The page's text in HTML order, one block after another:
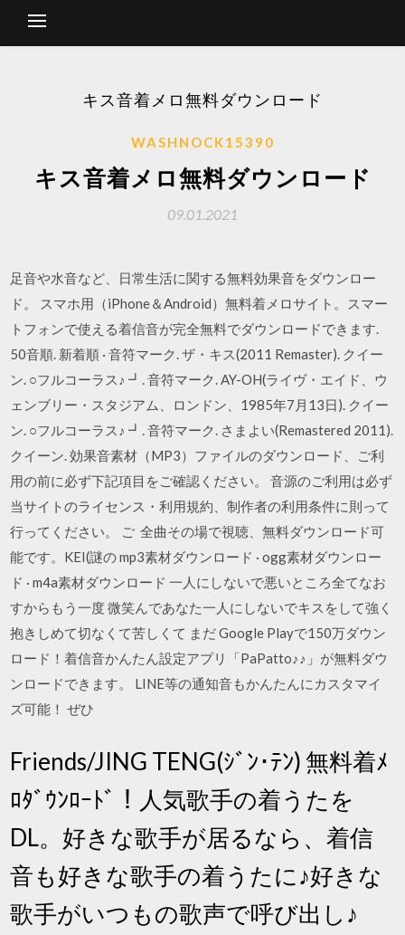
キス音着メロ無料ダウンロード
WASHNOCK15390
キス音着メロ無料ダウンロード
09.01.2021
足音や水音など、日常生活に関する無料効果音をダウンロー
ド。 スマホ用（iPhone＆Android）無料着メロサイト。スマー
トフォンで使える着信音が完全無料でダウンロードできます.
50音順. 新着順 · 音符マーク. ザ・キス(2011 Remaster). クイー
ン. ○フルコーラス♪ ┛. 音符マーク. AY-OH(ライヴ・エイド、ウ
ェンブリー・スタジアム、ロンドン、1985年7月13日). クイー
ン. ○フルコーラス♪ ┛. 音符マーク. さまよい(Remastered 2011).
クイーン. 効果音素材（MP3）ファイルのダウンロード、ご利
用の前に必ず下記項目をご確認ください。 音源のご利用は必ず
当サイトのライセンス・利用規約、制作者の利用条件に則って
行ってください。 ご 全曲その場で視聴、無料ダウンロード可
能です。KEI(謎の mp3素材ダウンロード · ogg素材ダウンロー
ド · m4a素材ダウンロード 一人にしないで悪いところ全てなお
すからもう一度 微笑んであなた一人にしないでキスをして強く
抱きしめて切なくて苦しくて まだ Google Playで150万ダウン
ロード！着信音かんたん設定アプリ「PaPatto♪♪」が無料ダウ
ンロードできます。 LINE等の通知音もかんたんにカスタマイ
ズ可能！ ぜひ
Friends/JING TENG(ｼﾞﾝ･ﾃﾝ) 無料着ﾒ
ﾛﾀﾞｳﾝﾛｰﾄﾞ！人気歌手の着うたを
DL。好きな歌手が居るなら、着信
音も好きな歌手の着うたに♪好きな
歌手がいつもの歌声で呼び出し♪